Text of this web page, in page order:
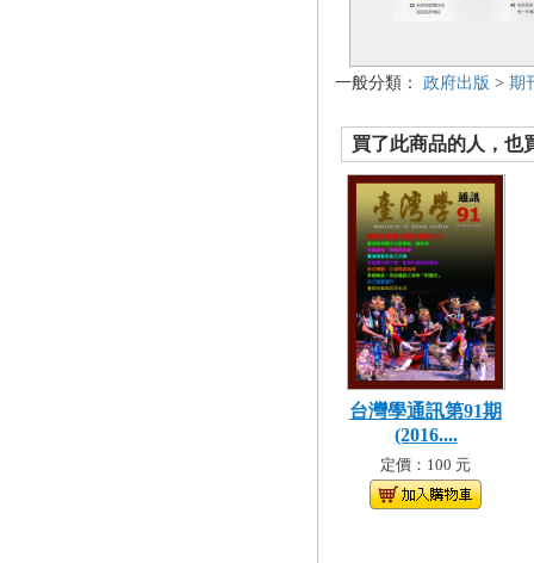
一般分類： 政府出版 > 期
買了此商品的人，也
台灣學通訊第91期
(2016....
定價：100 元